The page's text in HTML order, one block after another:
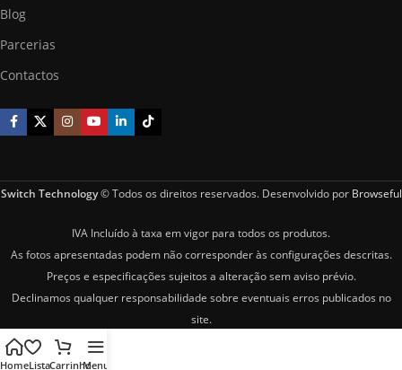
Blog
Parcerias
Contactos
Switch Technology© Todos os direitos reservados. Desenvolvido por Browseful
IVA Incluído à taxa em vigor para todos os produtos.
As fotos apresentadas podem não corresponder às configurações descritas.
Preços e especificações sujeitos a alteração sem aviso prévio.
Declinamos qualquer responsabilidade sobre eventuais erros publicados no
site.
HomeListaCarrinhoMenu